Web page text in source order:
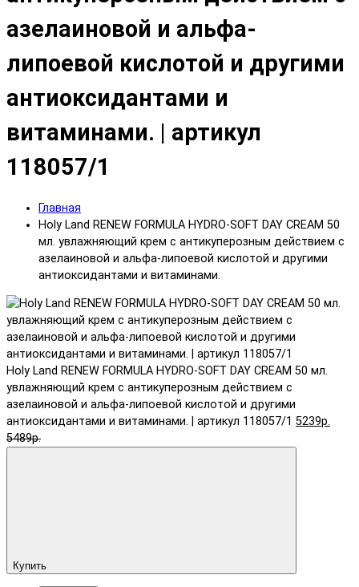
азелаиновой и альфа-
липоевой кислотой и другими
антиоксидантами и
витаминами. | артикул
118057/1
Главная
Holy Land RENEW FORMULA HYDRO-SOFT DAY CREAM 50
мл. увлажняющий крем с антикуперозным действием с
азелаиновой и альфа-липоевой кислотой и другими
антиоксидантами и витаминами.
Holy Land RENEW FORMULA HYDRO-SOFT DAY CREAM 50 мл.
увлажняющий крем с антикуперозным действием с
азелаиновой и альфа-липоевой кислотой и другими
антиоксидантами и витаминами. | артикул 118057/1 5239р.
5489р.
Купить